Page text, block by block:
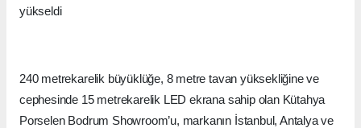
yükseldi
240 metrekarelik büyüklüğe, 8 metre tavan yüksekliğine ve
cephesinde 15 metrekarelik LED ekrana sahip olan Kütahya
Porselen Bodrum Showroom’u, markanın İstanbul, Antalya ve